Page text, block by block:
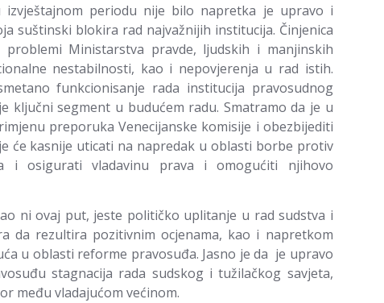
izvještajnom periodu nije bilo napretka je upravo i
suštinski blokira rad najvažnijih institucija. Činjenica
Ministarstva pravde, ljudskih i manjinskih
nestabilnosti, kao i nepovjerenja u rad istih.
funkcionisanje rada institucija pravosudnog
ključni segment u budućem radu. Smatramo da je u
preporuka Venecijanske komisije i obezbijediti
će kasnije uticati na napredak u oblasti borbe protiv
i osigurati vladavinu prava i omogućiti njihovo
ni ovaj put, jeste političko uplitanje u rad sudstva i
da rezultira pozitivnim ocjenama, kao i napretkom
u oblasti reforme pravosuđa. Jasno je da je upravo
stagnacija rada sudskog i tužilačkog savjeta,
među vladajućom većinom.